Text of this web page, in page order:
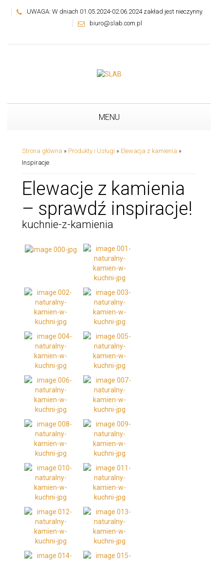
UWAGA: W dniach 01.05.2024-02.06.2024 zakład jest nieczynny.
biuro@slab.com.pl
MENU
Strona główna » Produkty i Usługi » Elewacja z kamienia »
Inspiracje
Elewacje z kamienia
– sprawdź inspiracje!
kuchnie-z-kamienia